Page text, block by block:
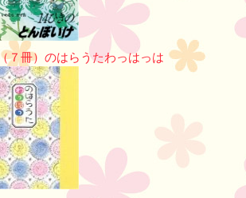
（７冊）のはらうたわっはっは